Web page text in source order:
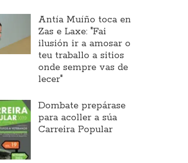
Antía Muíño toca en
Zas e Laxe: "Fai
ilusión ir a amosar o
teu traballo a sitios
onde sempre vas de
lecer"
Dombate prepárase
para acoller a súa
Carreira Popular